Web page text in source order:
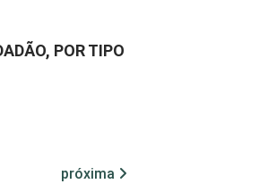
POR TIPO
próxima